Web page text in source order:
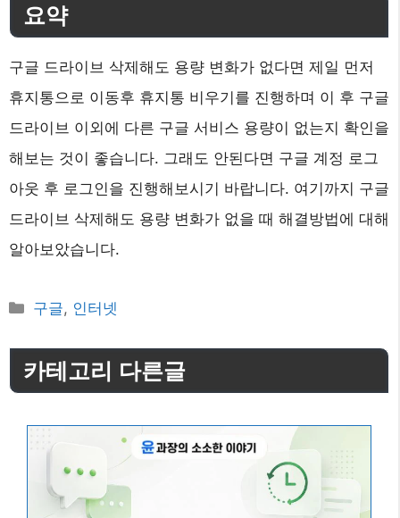
요약
구글 드라이브 삭제해도 용량 변화가 없다면 제일 먼저
휴지통으로 이동후 휴지통 비우기를 진행하며 이 후 구글
드라이브 이외에 다른 구글 서비스 용량이 없는지 확인을
해보는 것이 좋습니다. 그래도 안된다면 구글 계정 로그
아웃 후 로그인을 진행해보시기 바랍니다. 여기까지 구글
드라이브 삭제해도 용량 변화가 없을 때 해결방법에 대해
알아보았습니다.
카
고
리
구글, 인터넷
카테고리 다른글